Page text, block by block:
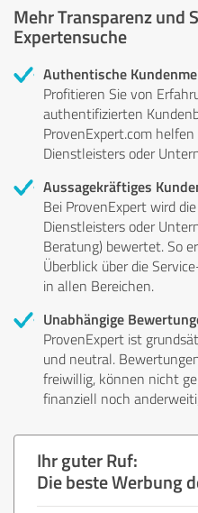
Mehr Transparenz und
Expertensuche
Authentische
Profitieren Sie von
authentifizierten
ProvenExpert.com
Dienstleisters oder
Aussagekräftiges
Bei ProvenExpert wird
Dienstleisters oder
Beratung) bewertet. So
Überblick über die
in allen Bereichen.
Unabhängige
ProvenExpert ist
und neutral.
freiwillig, können nicht
finanziell noch
Ihr guter Ruf:
Die beste Werbung